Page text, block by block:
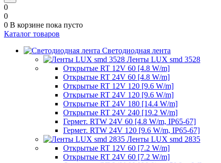
0
0
0 В корзине пока пусто
Каталог товаров
Светодиодная лента
Ленты LUX smd 3528
Открытые RT 12V 60 [4.8 W/m]
Открытые RT 24V 60 [4.8 W/m]
Открытые RT 12V 120 [9.6 W/m]
Открытые RT 24V 120 [9.6 W/m]
Открытые RT 24V 180 [14.4 W/m]
Открытые RT 24V 240 [19.2 W/m]
Гермет. RTW 24V 60 [4.8 W/m, IP65-67]
Гермет. RTW 24V 120 [9.6 W/m, IP65-67]
Ленты LUX smd 2835
Открытые RT 12V 60 [7.2 W/m]
Открытые RT 24V 60 [7.2 W/m]